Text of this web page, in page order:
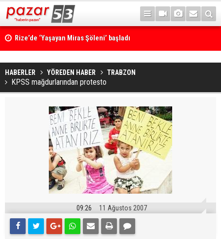
Rize’de ‘Yaşayan Miras Şöleni’ başladı
HABERLER YÖREDEN HABER TRABZON
KPSS mağdurlarından protesto
09:26 11 Ağustos 2007